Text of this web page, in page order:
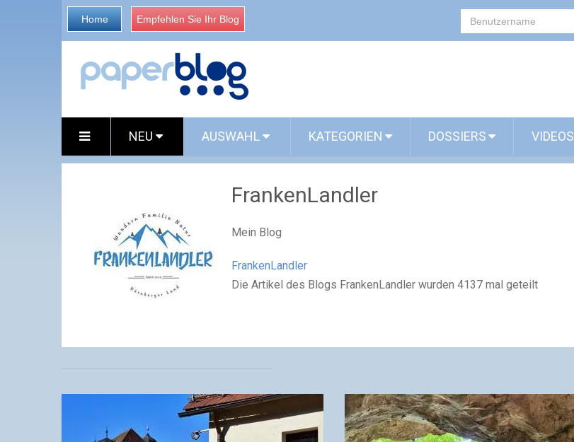
Home Empfehlen Sie Ihr Blog
NEU AUSWAHL KATEGORIEN DOSSIERS VIDEOS
FrankenLandler
Mein Blog
FrankenLandler
Die Artikel des Blogs FrankenLandler wurden 4137 mal geteilt